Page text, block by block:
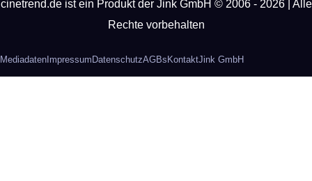
cinetrend.de ist ein Produkt der Jink GmbH © 2006 - 2026 | Alle
Rechte vorbehalten
Mediadaten Impressum DatenschutzAGBs KontaktJink GmbH